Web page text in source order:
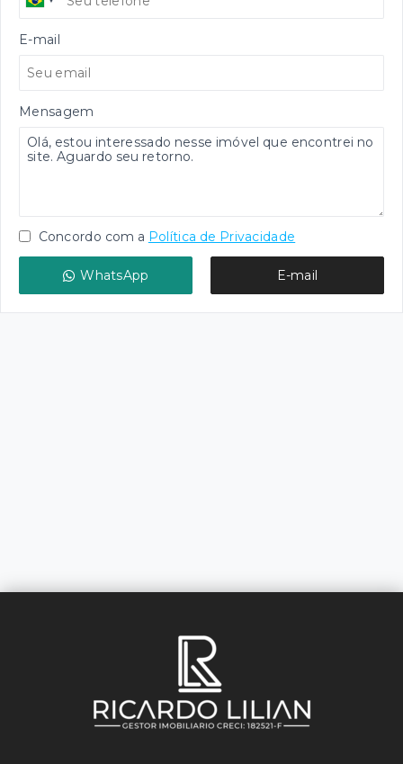
E-mail
Mensagem
Concordo com a Política de Privacidade
WhatsApp E-mail